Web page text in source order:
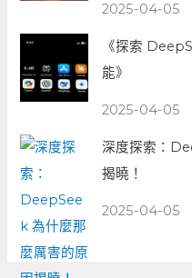
2025-04-05
《探索
能》
2025-04-05
深度探索：
揭曉！
2025-04-05